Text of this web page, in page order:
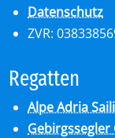
Datenschutz
ZVR:
Re­gat­ten
Alpe Adria
Gebirgssegler